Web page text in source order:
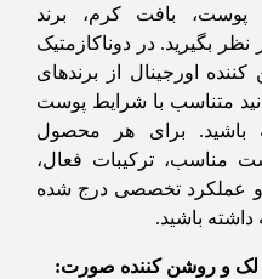
پوست، بافت کرم، برند
بگیرید. در دوناکازمتیک
اورجینال از برندهای
متناسب با شرایط پوست
باشید. برای هر محصول
مناسب، ترکیبات فعال،
عملکرد تخصصی درج شده
باشید.
لک و روشن کننده صورت: